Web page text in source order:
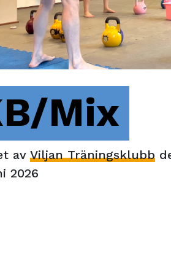
Mix
av Viljan Träningsklubb
2026